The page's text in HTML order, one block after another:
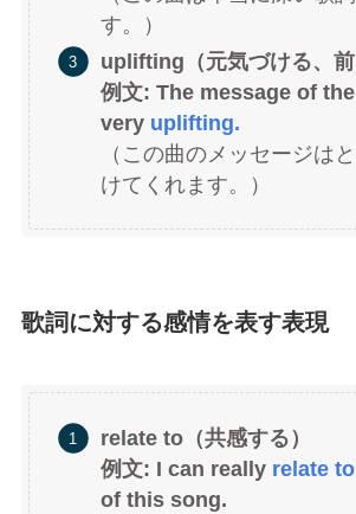
す。）
uplifting（元気づける、前
例文: The message of
very uplifting.
（この曲のメッセージは
けてくれます。）
歌詞に対する感情を表す表現
relate to（共感する）
例文: I can really relate to
of this song.